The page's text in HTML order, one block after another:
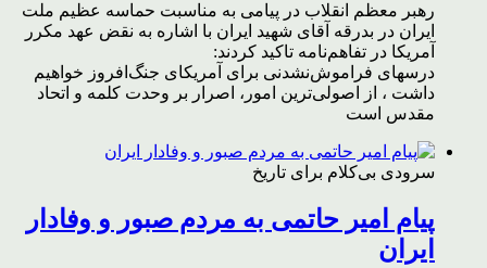
رهبر معظم انقلاب در پیامی به مناسبت حماسه عظیم ملت
ایران در بدرقه آقای شهید ایران با اشاره به نقض عهد مکرر
آمریکا در تفاهم‌نامه تاکید کردند:
درسهای فراموش‌نشدنی برای آمریکای جنگ‌افروز خواهیم
داشت ، از اصولی‌ترین امور، اصرار بر وحدت کلمه و اتحاد
مقدس است
سرودی بی‌کلام برای تاریخ
پیام امیر حاتمی به مردم صبور و وفادار
ایران